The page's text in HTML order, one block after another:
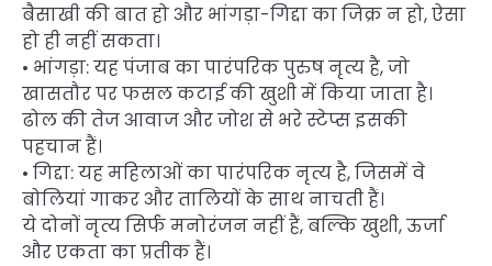
बैसाखी की बात हो और भांगड़ा-गिद्दा का जिक्र न हो, ऐसा
हो ही नहीं सकता।
• भांगड़ा: यह पंजाब का पारंपरिक पुरुष नृत्य है, जो
खासतौर पर फसल कटाई की खुशी में किया जाता है।
ढोल की तेज आवाज और जोश से भरे स्टेप्स इसकी
पहचान हैं।
• गिद्दा: यह महिलाओं का पारंपरिक नृत्य है, जिसमें वे
बोलियां गाकर और तालियों के साथ नाचती हैं।
ये दोनों नृत्य सिर्फ मनोरंजन नहीं हैं, बल्कि खुशी, ऊर्जा
और एकता का प्रतीक हैं।